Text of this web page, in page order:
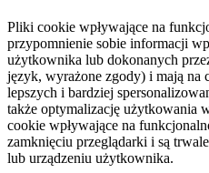
Pliki cookie wpływające na
przypomnienie sobie informacji
użytkownika lub dokonanych
język, wyrażone zgody) i mają na
lepszych i bardziej
także optymalizację użytkowania
cookie wpływające na
zamknięciu przeglądarki i są
lub urządzeniu użytkownika.